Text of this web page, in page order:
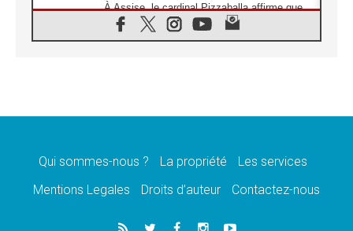
À Assise, le cardinal Pizzaballa affirme que
«les chrétiens veulent la paix»
06.08.2026
message de paix et de dignité humaine»
«La visite du Pape en Uruguay renforcera
05.08.2026
Qui sommes-nous ? La propriété
Les services
Mentions Legales
Droits d’auteur Contactez-nous